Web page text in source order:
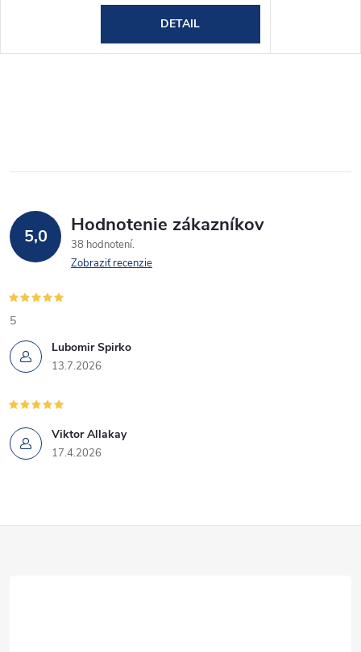
DETAIL
5,0 Hodnotenie zákazníkov
38 hodnotení
Zobraziť recenzie
Lubomir Spirko
13.7.2026
5
Viktor Allakay
17.4.2026